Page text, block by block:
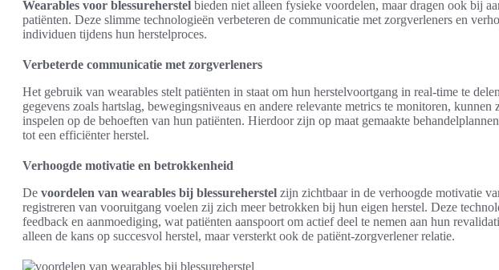
Wearables voor blessureherstel bieden niet alleen fysieke voordelen, maar dragen ook bij
patiënten. Deze slimme technologieën verbeteren de communicatie met zorgverleners en
individuen tijdens hun herstelproces.
Verbeterde communicatie met zorgverleners
Het gebruik van wearables stelt patiënten in staat om hun herstelvoortgang in real-time te
gegevens zoals hartslag, bewegingsniveaus en andere relevante metrics te monitoren, kunnen
inspelen op de behoeften van hun patiënten. Hierdoor zijn op maat gemaakte
tot een efficiënter herstel.
Verhoogde motivatie en betrokkenheid
De voordelen van wearables bij blessureherstel zijn zichtbaar in de verhoogde motivatie
registreren van vooruitgang voelen zij zich meer betrokken bij hun eigen herstel. Deze
feedback en aanmoediging, wat patiënten aanspoort om actief deel te nemen aan hun
alleen de kans op succesvol herstel, maar versterkt ook de patiënt-zorgverlener relatie.